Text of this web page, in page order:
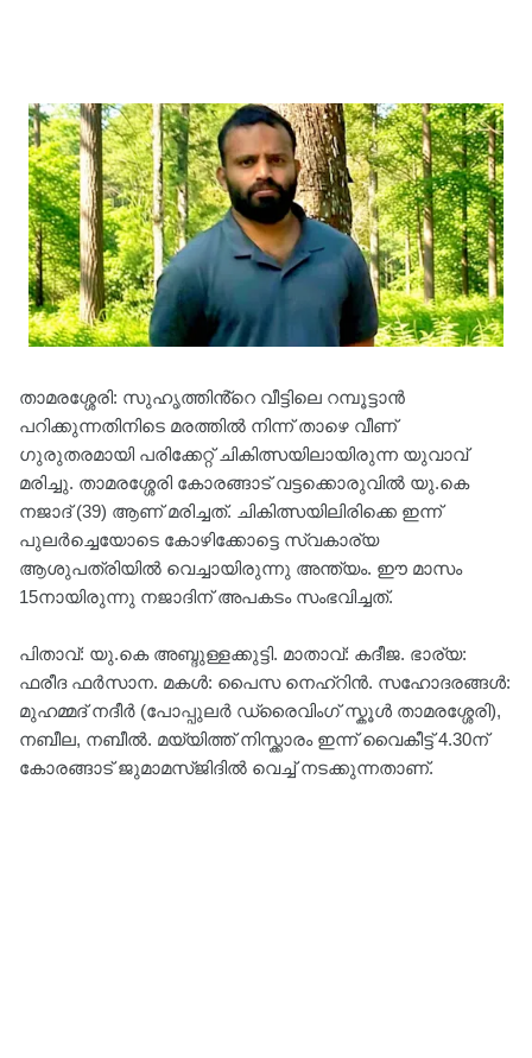
താമരശ്ശേരി: സുഹൃത്തിൻ്റെ വീട്ടിലെ റമ്പൂട്ടാൻ
പറിക്കുന്നതിനിടെ മരത്തിൽ നിന്ന് താഴെ വീണ്
ഗുരുതരമായി പരിക്കേറ്റ് ചികിത്സയിലായിരുന്ന യുവാവ്
മരിച്ചു. താമരശ്ശേരി കോരങ്ങാട് വട്ടക്കൊരുവിൽ യു.കെ
നജാദ് (39) ആണ് മരിച്ചത്. ചികിത്സയിലിരിക്കെ ഇന്ന്
പുലർച്ചെയോടെ കോഴിക്കോട്ടെ സ്വകാര്യ
ആശുപത്രിയിൽ വെച്ചായിരുന്നു അന്ത്യം. ഈ മാസം
15നായിരുന്നു നജാദിന് അപകടം സംഭവിച്ചത്.
പിതാവ്: യു.കെ അബ്ദുള്ളക്കുട്ടി. മാതാവ്: കദീജ. ഭാര്യ:
ഫരീദ ഫർസാന. മകൾ: പൈസ നെഹ്റിൻ. സഹോദരങ്ങൾ:
മുഹമ്മദ് നദീർ (പോപ്പുലർ ഡ്രൈവിംഗ് സ്കൂൾ താമരശ്ശേരി),
നബീല, നബീൽ. മയ്യിത്ത് നിസ്ക്കാരം ഇന്ന് വൈകീട്ട് 4.30ന്
കോരങ്ങാട് ജുമാമസ്ജിദിൽ വെച്ച് നടക്കുന്നതാണ്.